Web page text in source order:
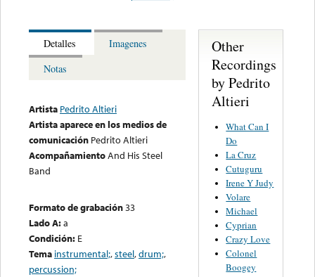
Detalles
Imagenes
Notas
Artista Pedrito Altieri
Artista aparece en los medios de
comunicación Pedrito Altieri
AcompañamientoAnd His Steel
Band
Formato de grabación33
Lado A:a
Condición: E
Tema instrumental;,steel,drum;,
percussion;
Other
Recordings
by Pedrito
Altieri
What Can I
Do
La Cruz
Cutuguru
Irene Y Judy
Volare
Michael
Cyprian
Crazy Love
Colonel
Boogey